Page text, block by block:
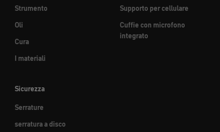
Strumento
Oli
Cura
I materiali
Supporto per cellulare
Cuffie con microfono
integrato
Sicurezza
Serrature
serratura a disco